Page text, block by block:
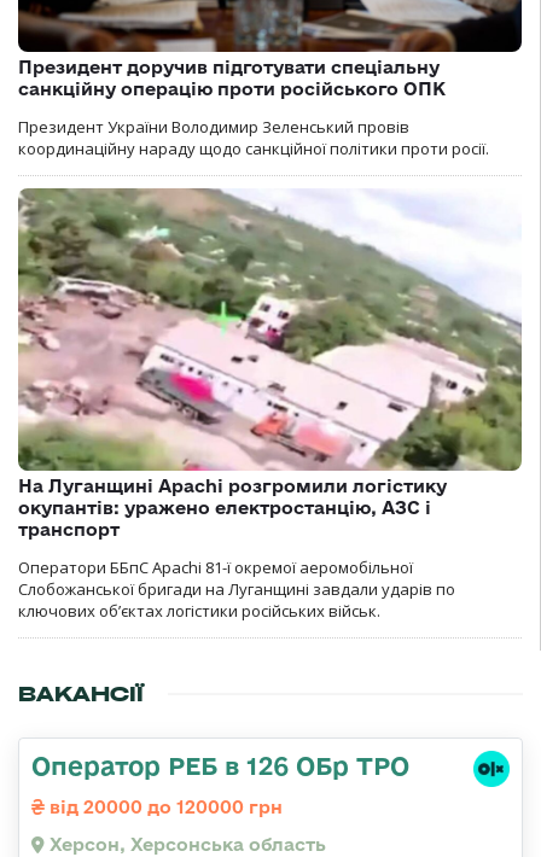
Президент доручив підготувати спеціальну
санкційну операцію проти російського ОПК
Президент України Володимир Зеленський провів
координаційну нараду щодо санкційної політики проти росії.
На Луганщині Apachi розгромили логістику
окупантів: уражено електростанцію, АЗС і
транспорт
Оператори ББпС Apachi 81-ї окремої аеромобільної
Слобожанської бригади на Луганщині завдали ударів по
ключових об’єктах логістики російських військ.
ВАКАНСІЇ
Оператор РЕБ в 126 ОБр ТРО
від 20000 до 120000 грн
Херсон, Херсонська область